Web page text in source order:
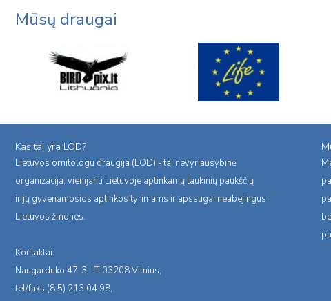
Mūsų draugai
Kas tai yra LOD?
Lietuvos ornitologu draugija (LOD) - tai nevyriausybinė
organizacija, vienijanti Lietuvoje aptinkamų laukinių paukščių
ir jų gyvenamosios aplinkos tyrimams ir apsaugai neabejingus
Lietuvos žmones.
Kontaktai:
Naugarduko 47-3, LT-03208 Vilnius,
tel/faks:(8 5) 213 04 98,